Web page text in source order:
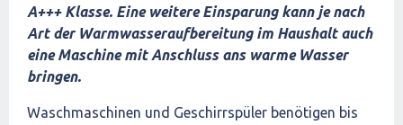
A+++ Klasse. Eine weitere Einsparung kann je nach
Art der Warmwasseraufbereitung im Haushalt auch
eine Maschine mit Anschluss ans warme Wasser
bringen.
Waschmaschinen und Geschirrspüler benötigen bis